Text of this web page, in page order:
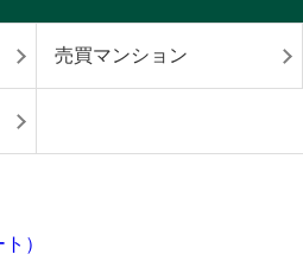
売買マンション